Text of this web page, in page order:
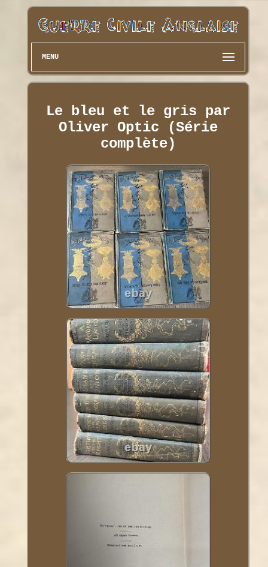
MENU
Le bleu et le gris par
Oliver Optic (Série
complète)